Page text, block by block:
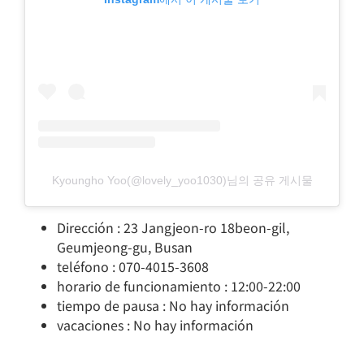
Kyoungho Yoo(@lovely_yoo1030)님의 공유 게시물
Dirección : 23 Jangjeon-ro 18beon-gil,
Geumjeong-gu, Busan
teléfono : 070-4015-3608
horario de funcionamiento : 12:00-22:00
tiempo de pausa : No hay información
vacaciones : No hay información